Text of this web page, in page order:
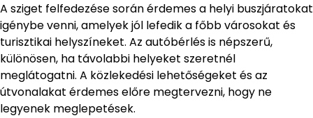
A sziget felfedezése során érdemes a helyi buszjáratokat
igénybe venni, amelyek jól lefedik a főbb városokat és
turisztikai helyszíneket. Az autóbérlés is népszerű,
különösen, ha távolabbi helyeket szeretnél
meglátogatni. A közlekedési lehetőségeket és az
útvonalakat érdemes előre megtervezni, hogy ne
legyenek meglepetések.